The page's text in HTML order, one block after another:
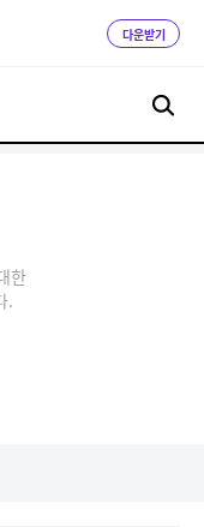
다운받기
한
.